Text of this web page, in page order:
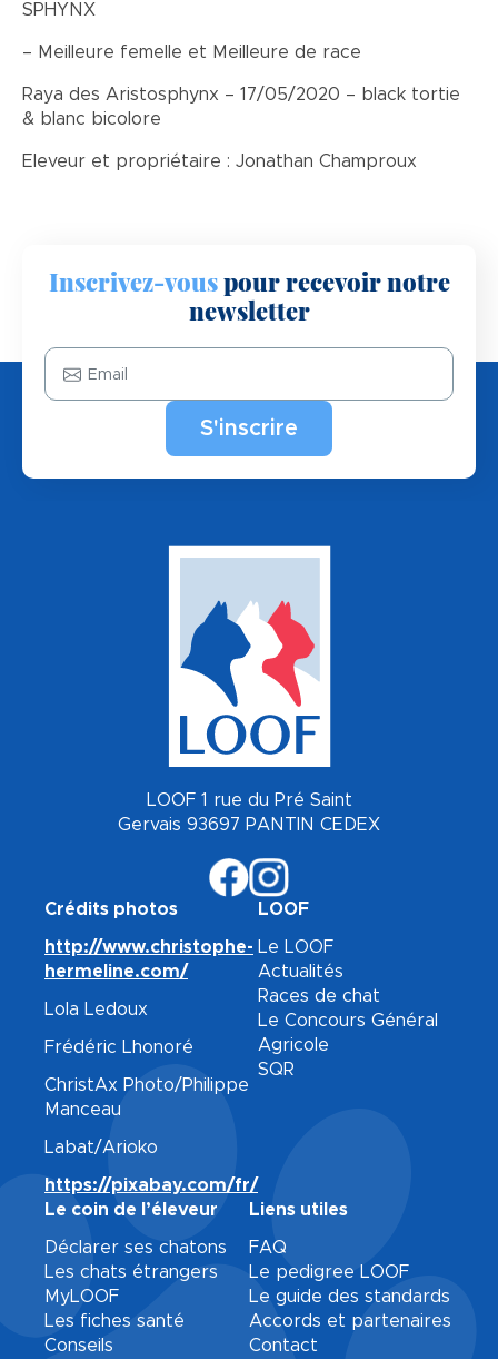
SPHYNX
– Meilleure femelle et Meilleure de race
Raya des Aristosphynx – 17/05/2020 – black tortie
& blanc bicolore
Eleveur et propriétaire : Jonathan Champroux
Inscrivez-vouspour recevoir notre
newsletter
LOOF 1 rue du Pré Saint
Gervais 93697 PANTIN CEDEX
Crédits photos
http://www.christophe-
hermeline.com/
Lola Ledoux
Frédéric Lhonoré
ChristAx Photo/Philippe
Manceau
Labat/Arioko
https://pixabay.com/fr/
LOOF
Le LOOF
Actualités
Races de chat
Le Concours Général
Agricole
SQR
Le coin de l’éleveur
Déclarer ses chatons
Les chats étrangers
MyLOOF
Les fiches santé
Conseils
Liens utiles
FAQ
Le pedigree LOOF
Le guide des standards
Accords et partenaires
Contact